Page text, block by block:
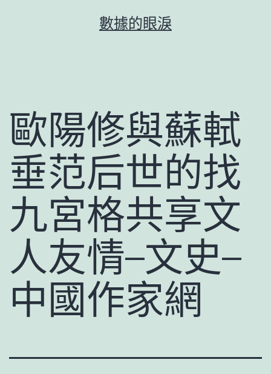
容
數據的眼淚
歐陽修與蘇軾
垂范后世的找
九宮格共享文
人友情–文史–
中國作家網